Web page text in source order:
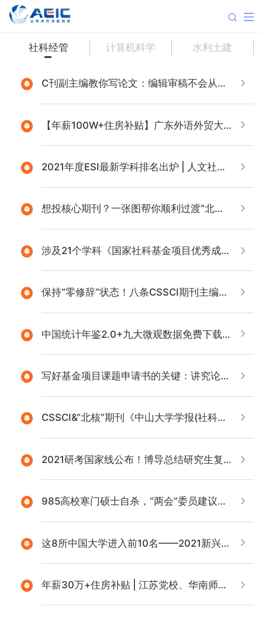
社科经管 计算机科学 水利土建
C刊副主编教你写论文：编辑审稿不会从头看到尾
【年薪100W+住房补贴】广东外语外贸大学南国商学院诚聘社科人才
2021年度ESI最新学科排名出炉 | 人文社科这所“双非”进步最大！4个“新秀”上榜
想投核心期刊？一张图帮你顺利过渡“北核”有效期
涉及21个学科《国家社科基金项目优秀成果选介汇编》出版
保持“零修辞”状态！八条CSSCI期刊主编论文写作用词建议
中国统计年鉴2.0+九大微观数据免费下载！附多种常用转换方式
写好基金项目课题申请书的关键：讲究论证逻辑
CSSCI&“北核”期刊《中山大学学报(社科版)》2021年最新论文PDF版免费下载
2021研考国家线公布！博导总结研究生复试导师最看重这8点
985高校寒门硕士自杀，“两会”委员建议：将“婚恋”“金融”等设为高校必修课
这8所中国大学进入前10名——2021新兴经济体大学排名发布
年薪30万+住房补贴 | 江苏党校、华南师大诚聘社科人才